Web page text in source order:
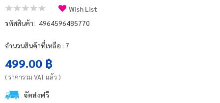
สิทธิประโยชน์สมาชิก
Wish List
รหัสสินค้า: 4964596485770
จำนวนสินค้าที่เหลือ : 7
499.00 ฿
( ราคารวม VAT แล้ว )
จัดส่งฟรี